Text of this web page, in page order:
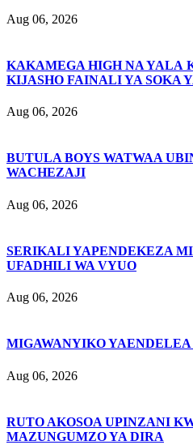
Aug 06, 2026
KAKAMEGA HIGH NA YALA
KIJASHO FAINALI YA SOKA
Aug 06, 2026
BUTULA BOYS WATWAA
WACHEZAJI
Aug 06, 2026
SERIKALI YAPENDEKEZA
UFADHILI WA VYUO
Aug 06, 2026
MIGAWANYIKO
Aug 06, 2026
RUTO AKOSOA UPINZANI
MAZUNGUMZO YA DIRA